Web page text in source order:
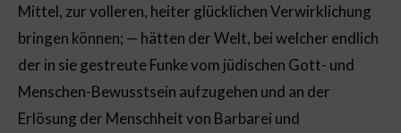
Mittel, zur volleren, heiter glücklichen Verwirklichung
bringen können; — hätten der Welt, bei welcher endlich
der in sie gestreute Funke vom jüdischen Gott- und
Menschen-Bewusstsein aufzugehen und an der
Erlösung der Menschheit von Barbarei und